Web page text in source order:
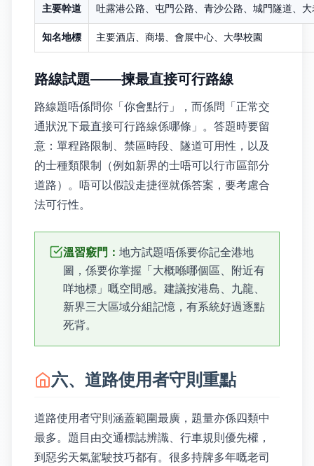
主要幹道 吐露港公路、屯門公路、青沙公路、城門隧道、
知名地標 主要酒店、商場、會展中心、大學校園
路線試題——揀最直接可行路線
路線題唔係問你「你會點行」，而係問「正常交
通狀況下最直接可行路線係哪條」。答題時要留
意：單程路限制、禁區時段、隧道可用性，以及
的士種類限制（例如新界的士唔可以行市區部分
道路）。唔可以假設走捷徑就係答案，要考慮合
法可行性。
溫習竅門： 地方試題唔係要你記全港地
圖，係要你掌握「大概喺哪個區、附近有
咩地標」嘅空間感。建議按港島、九龍、
新界三大區域分組記憶，有系統好過逐點
死背。
六、道路使用者守則重點
道路使用者守則涵蓋範圍最廣，題量亦係四類中
最多。題目由交通標誌辨識、行車規則優先權，
到惡劣天氣駕駛技巧都有。很多持牌多年嘅老司